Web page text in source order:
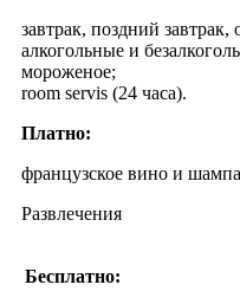
завтрак, поздний
алкогольные и
мороженое;
room servis (24 часа).
Платно:
французское вино и
Развлечения
Бесплатно: